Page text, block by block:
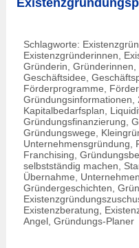
Schlagworte:
Existenzgründerinnen,
Gründerin, Gründerinnen,
Geschäftsidee,
Förderprogramme,
Gründungsinformationen,
Kapitalbedarfsplan,
Gründungsfinanzierung,
Gründungswege,
Unternehmensgründung,
Franchising,
selbstständig machen,
Übernahme,
Gründergeschichten,
Existenzberatung,
Angel, Gründungs-Planer